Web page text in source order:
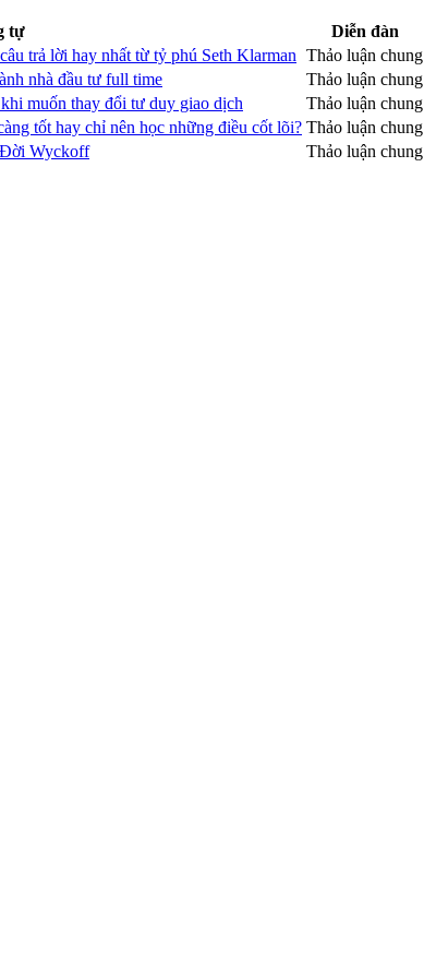
tự Diễn đàn
trả lời hay nhất từ tỷ phú Seth Klarman Thảo luận chung
nhà đầu tư full time
Thảo luận chung
muốn thay đổi tư duy giao dịch
Thảo luận chung
tốt hay chỉ nên học những điều cốt lõi? Thảo luận chung
Wyckoff
Thảo luận chung